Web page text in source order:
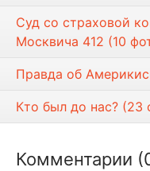
Суд со страховой
Москвича 412 (10
Правда об
Кто был до нас? (23
Комментарии